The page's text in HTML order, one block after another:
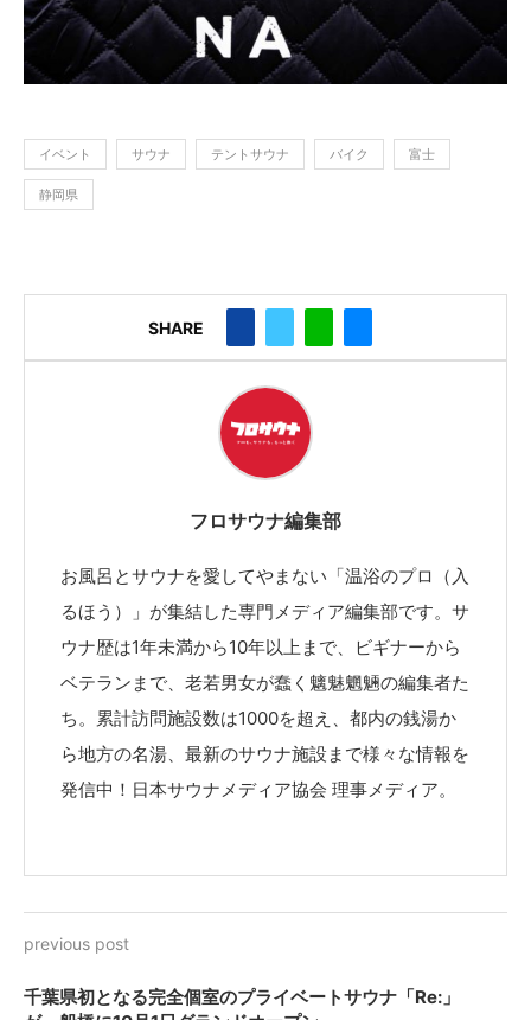
イベント サウナ テントサウナ バイク 富士
静岡県
SHARE
フロサウナ編集部
お風呂とサウナを愛してやまない「温浴のプロ（入
るほう）」が集結した専門メディア編集部です。サ
ウナ歴は1年未満から10年以上まで、ビギナーから
ベテランまで、老若男女が蠢く魑魅魍魎の編集者た
ち。累計訪問施設数は1000を超え、都内の銭湯か
ら地方の名湯、最新のサウナ施設まで様々な情報を
発信中！日本サウナメディア協会 理事メディア。
previous post
千葉県初となる完全個室のプライベートサウナ「Re:」